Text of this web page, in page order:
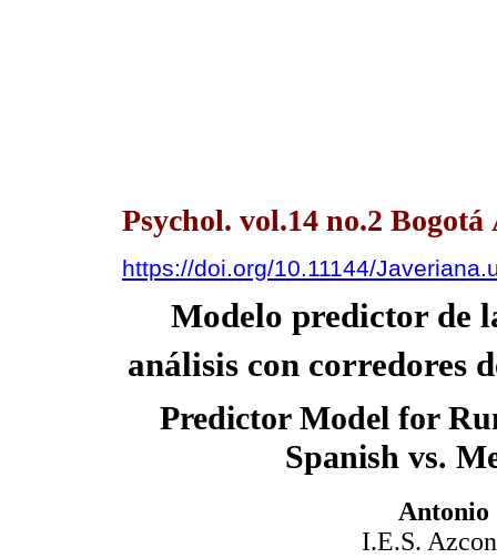
Psychol. vol.14 no.2 Bogotá
https://doi.org/10.11144/
Modelo predictor de
análisis con corredores
Predictor Model for
Spanish vs.
Antonio
I.E.S.